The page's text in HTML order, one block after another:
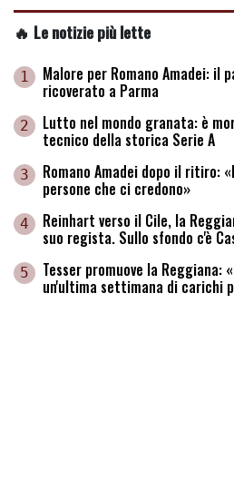
🔥 Le notizie più lette
1 Malore per Romano Amadei: il
ricoverato a Parma
2 Lutto nel mondo granata: è
tecnico della storica Serie A
3 Romano Amadei dopo il ritiro:
persone che ci credono»
4 Reinhart verso il Cile, la
suo regista. Sullo sfondo c'è
5 Tesser promuove la Reggiana:
un'ultima settimana di carichi